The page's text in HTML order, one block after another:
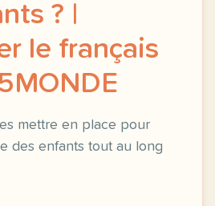
? |
le français
mettre en place pour
des enfants tout au long